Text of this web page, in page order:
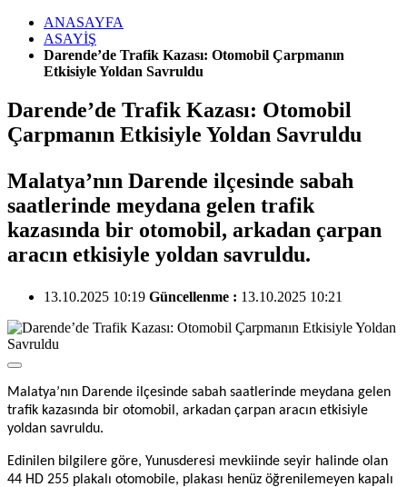
ANASAYFA
ASAYİŞ
Darende’de Trafik Kazası: Otomobil Çarpmanın
Etkisiyle Yoldan Savruldu
Darende’de Trafik Kazası: Otomobil
Çarpmanın Etkisiyle Yoldan Savruldu
Malatya’nın Darende ilçesinde sabah
saatlerinde meydana gelen trafik
kazasında bir otomobil, arkadan çarpan
aracın etkisiyle yoldan savruldu.
13.10.2025 10:19 Güncellenme : 13.10.2025 10:21
Malatya’nın Darende ilçesinde sabah saatlerinde meydana gelen
trafik kazasında bir otomobil, arkadan çarpan aracın etkisiyle
yoldan savruldu.
Edinilen bilgilere göre, Yunusderesi mevkiinde seyir halinde olan
44 HD 255 plakalı otomobile, plakası henüz öğrenilemeyen kapalı